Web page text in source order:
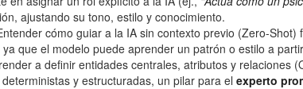
ajustando su tono, estilo y conocimiento.
cómo guiar a la IA sin contexto previo (Zero-
que el modelo puede aprender un patrón o estilo a
a definir entidades centrales, atributos y relaciones
y estructuradas, un pilar para el experto